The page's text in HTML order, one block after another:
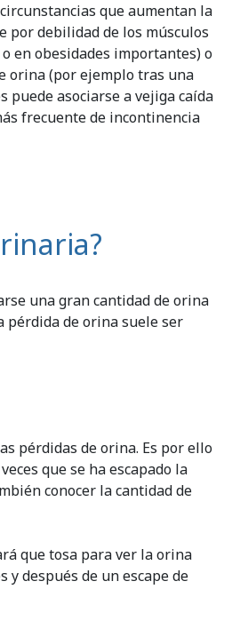
que aumentan la
por debilidad de los músculos
en obesidades importantes) o
orina (por ejemplo tras una
puede asociarse a vejiga caída
frecuente de incontinencia
una gran cantidad de orina
pérdida de orina suele ser
pérdidas de orina. Es por ello
que se ha escapado la
conocer la cantidad de
que tosa para ver la orina
y después de un escape de